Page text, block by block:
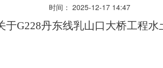
时间： 2025-12-17 14:47
G228丹东线乳山口大桥工程水